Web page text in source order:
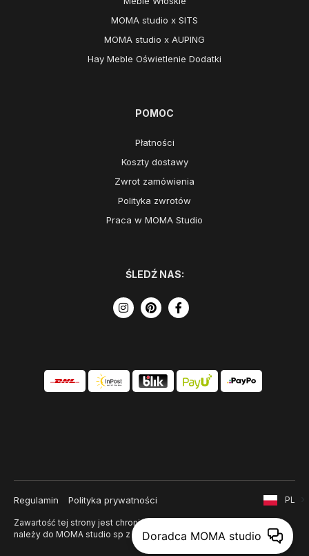
MOMA studio x SITS
MOMA studio x AUPING
Hay Meble Oświetlenie Dodatki
POMOC
Płatności
Koszty dostawy
Zwrot zamówienia
Polityka zwrotów
Praca w MOMA Studio
ŚLEDŹ NAS:
Regulamin Polityka prywatności
Zawartość tej strony jest chroniona prawem autorskim i
należy do MOMA studio sp z o. o.
PL
Doradca MOMA studio